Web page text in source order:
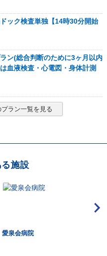
ック検査単独【14時30分開始
ン(総合判断のために3ヶ月以内
血液検査・心電図・身体計測
プラン一覧を見る
施設
愛泉会病院